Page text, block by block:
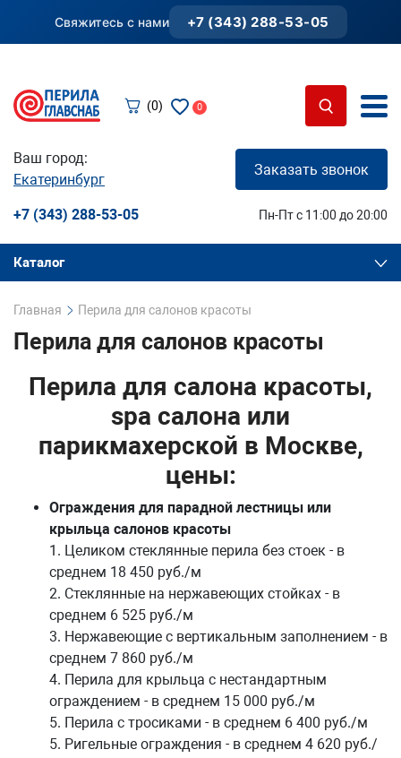
Свяжитесь с нами +7 (343) 288-53-05
(0) 0
Ваш город:
Екатеринбург
Заказать звонок
+7 (343) 288-53-05 Пн-Пт с 11:00 до 20:00
Каталог
Главная Перила для салонов красоты
Перила для салонов красоты
Перила для салона красоты,
spa салона или
парикмахерской в Москве,
цены:
Ограждения для парадной лестницы или
крыльца салонов красоты
1. Целиком стеклянные перила без стоек - в
среднем 18 450 руб./м
2. Стеклянные на нержавеющих стойках - в
среднем 6 525 руб./м
3. Нержавеющие с вертикальным заполнением - в
среднем 7 860 руб./м
4. Перила для крыльца с нестандартным
ограждением - в среднем 15 000 руб./м
5. Перила с тросиками - в среднем 6 400 руб./м
5. Ригельные ограждения - в среднем 4 620 руб./